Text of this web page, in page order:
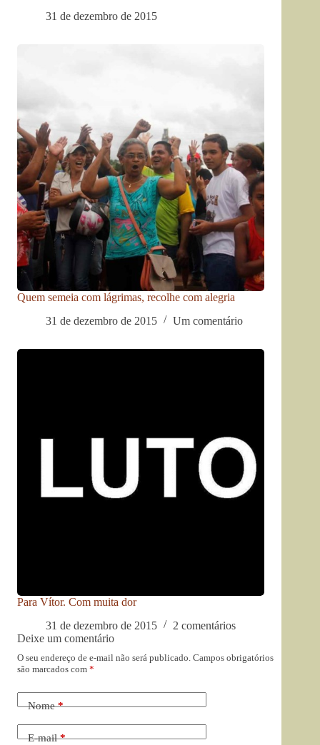
31 de dezembro de 2015
Quem semeia com lágrimas, recolhe com alegria
31 de dezembro de 2015
Um comentário
Para Vítor. Com muita dor
31 de dezembro de 2015
2 comentários
Deixe um comentário
O seu endereço de e-mail não será publicado. Campos obrigatórios
são marcados com *
Nome*
E-mail*